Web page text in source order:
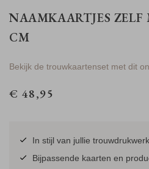
NAAMKAARTJES ZELF
CM
Bekijk de trouwkaartenset met dit
€ 48,95
In stijl van jullie trouwdrukwerk
Bijpassende kaarten en